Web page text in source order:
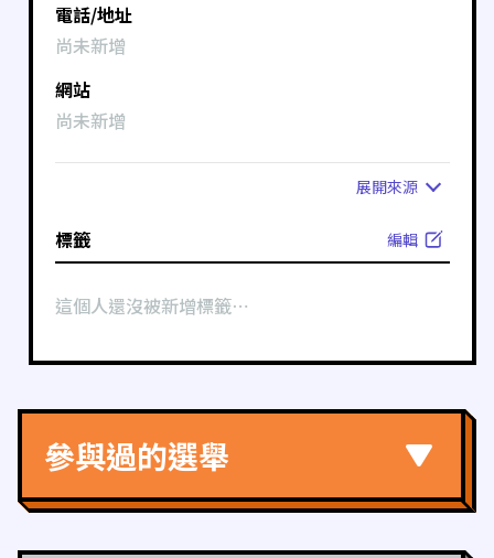
電話/地址
尚未新增
網站
尚未新增
展開來源
標籤 編輯
這個人還沒被新增標籤⋯
參與過的選舉